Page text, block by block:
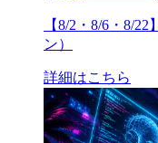
【8/2・8/6・8/
ン）
詳細はこちら